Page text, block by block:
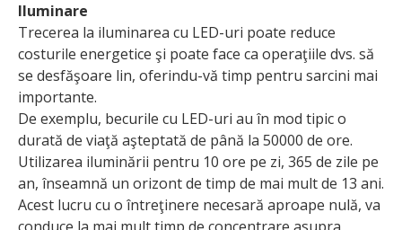
Iluminare
Trecerea la iluminarea cu LED-uri poate reduce
costurile energetice şi poate face ca operaţiile dvs. să
se desfăşoare lin, oferindu-vă timp pentru sarcini mai
importante.
De exemplu, becurile cu LED-uri au în mod tipic o
durată de viaţă aşteptată de până la 50000 de ore.
Utilizarea iluminării pentru 10 ore pe zi, 365 de zile pe
an, înseamnă un orizont de timp de mai mult de 13 ani.
Acest lucru cu o întreţinere necesară aproape nulă, va